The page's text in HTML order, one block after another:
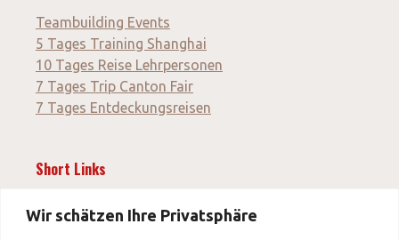
Wir schätzen Ihre Privatsphäre
Teambuilding Events
5 Tages Training Shanghai
10 Tages Reise Lehrpersonen
7 Tages Trip Canton Fair
7 Tages Entdeckungsreisen
Short Links
News